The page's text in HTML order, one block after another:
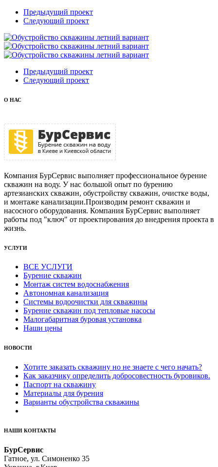
Предыдущий проект
Следующий проект
Предыдущий проект
Следующий проект
О НАС
Компания БурСервис выполняет профессиональное бурение
скважин на воду. У нас большой опыт по бурению
артезианских скважин, обустройству скважин, очистке воды,
и монтаже канализации.Производим ремонт скважин и
насосного оборудования. Компания БурСервис выполняет
работы под "ключ" от проектирования до внедрения проекта в
жизнь.
УСЛУГИ
ВСЕ УСЛУГИ
Бурение скважин
Монтаж систем водоснабжения
Автономная канализация
Системы водоочистки для скважины
Бурение скважин под тепловые насосы
Малогабаритная буровая установка
Наши цены
НОВОСТИ
Хотите заказать скважину но не знаете с чего начать?
Как заказчику определить добросовестность буровиков.
Паспорт на скважину
Материалы для бурения
Варианты обустройства скважины
НАШИ КОНТАКТЫ
БурСервис
Гатное, ул. Симоненко 35